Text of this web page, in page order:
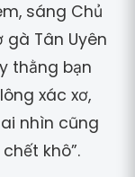
sáng Chủ
gà Tân Uyên
thằng bạn
xác xơ,
nhìn cũng
khô”.